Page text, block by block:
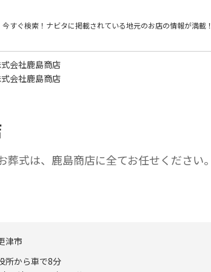
すぐ検索！ ナビタに掲載されている地元のお店の情報が満載！
会社鹿島商店
会社鹿島商店
式は、鹿島商店に全てお任せください。
津市
所から車で8分